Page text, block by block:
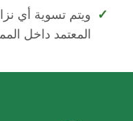
ويتم تسوية أي
المعتمد داخل